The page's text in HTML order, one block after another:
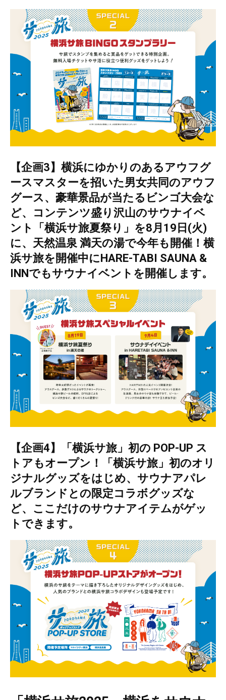
【企画3】横浜にゆかりのあるアウフグ
ースマスターを招いた男女共同のアウフ
グース、豪華景品が当たるビンゴ大会な
ど、コンテンツ盛り沢山のサウナイベ
ント「横浜サ旅夏祭り」を8月19日(火)
に、天然温泉 満天の湯で今年も開催！横
浜サ旅を開催中にHARE-TABI SAUNA &
INNでもサウナイベントを開催します。
【企画4】「横浜サ旅」初の POP-UP ス
トアもオープン！「横浜サ旅」初のオリ
ジナルグッズをはじめ、サウナアパレ
ルブランドとの限定コラボグッズな
ど、ここだけのサウナアイテムがゲッ
トできます。